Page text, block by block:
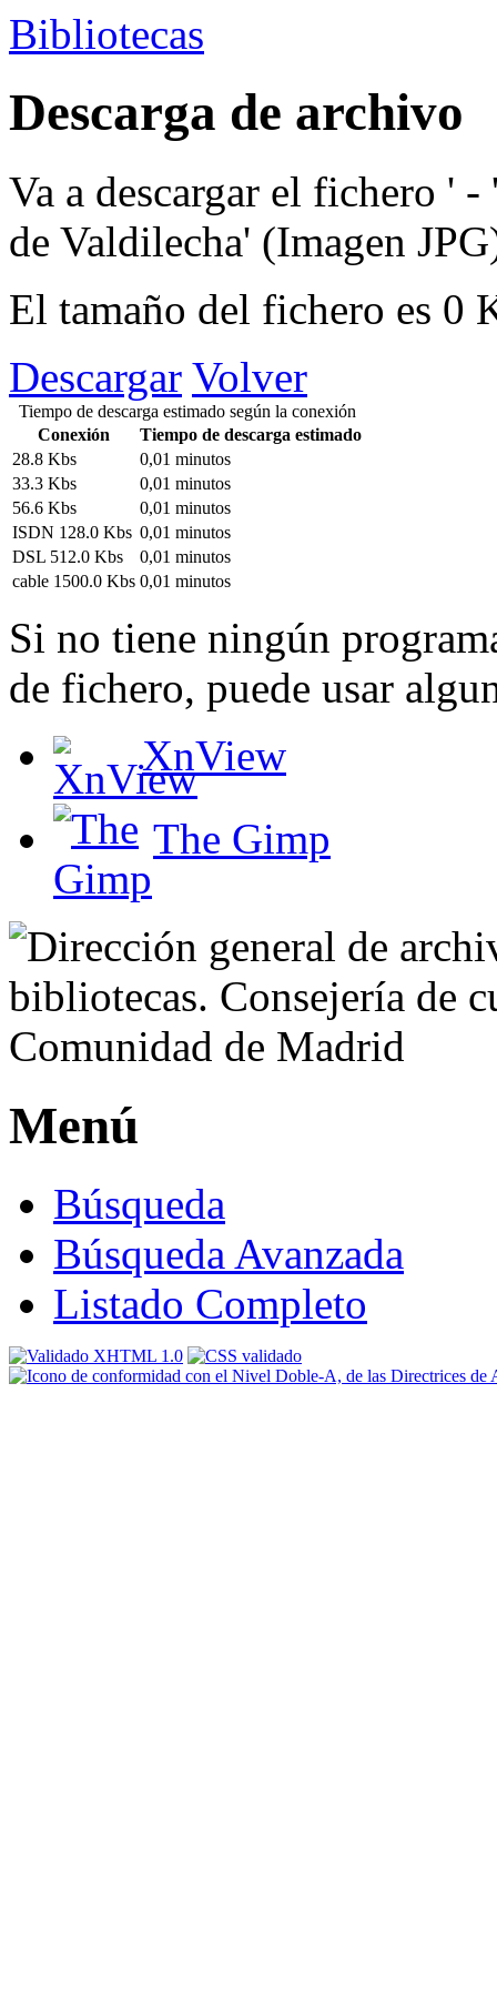
Bibliotecas
Descarga de archivo
Va a descargar el fichero ' -
de Valdilecha' (Imagen
El tamaño del fichero es 0
Descargar Volver
Tiempo de descarga estimado según la conexión
Conexión
Tiempo de descarga estimado
28.8 Kbs
0,01 minutos
33.3 Kbs
0,01 minutos
56.6 Kbs
0,01 minutos
ISDN 128.0 Kbs 0,01 minutos
DSL 512.0 Kbs
0,01 minutos
cable 1500.0 Kbs 0,01 minutos
Si no tiene ningún
de fichero, puede usar
XnView
The Gimp
Menú
Búsqueda
Búsqueda Avanzada
Listado Completo